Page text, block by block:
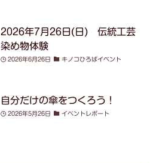
2026年7月26日(日) 伝統工芸
染め物体験
2026年6月26日 キノコひろばイベント
自分だけの傘をつくろう！
2026年5月26日 イベントレポート